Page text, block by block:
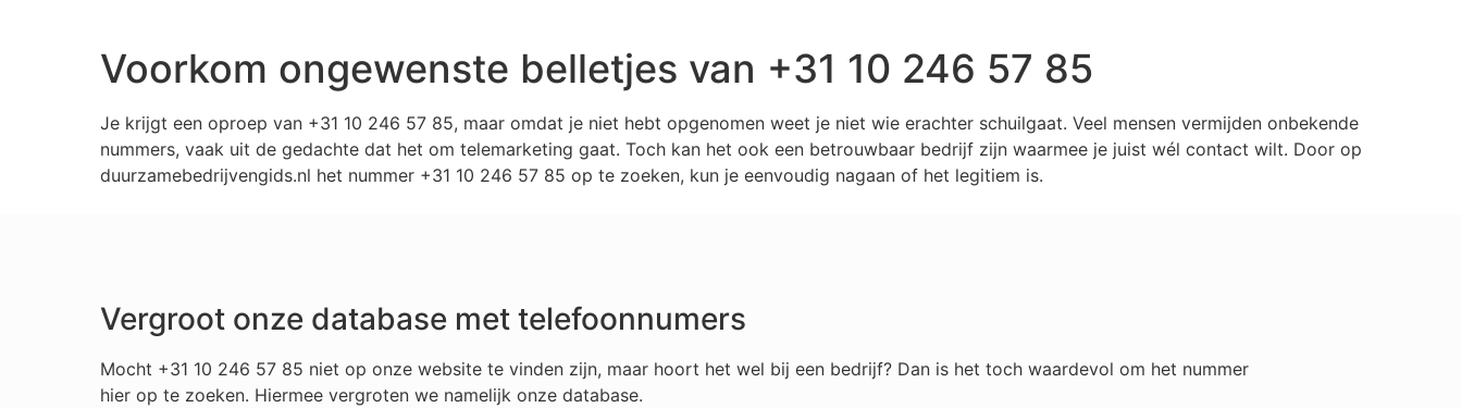
Voorkom ongewenste belletjes van +31 10 246 57 85
Je krijgt een oproep van +31 10 246 57 85, maar omdat je niet hebt opgenomen weet je niet wie erachter schuilgaat. Veel mensen vermijden onbekende
nummers, vaak uit de gedachte dat het om telemarketing gaat. Toch kan het ook een betrouwbaar bedrijf zijn waarmee je juist wél contact wilt. Door op
duurzamebedrijvengids.nl het nummer +31 10 246 57 85 op te zoeken, kun je eenvoudig nagaan of het legitiem is.
Vergroot onze database met telefoonnumers
Mocht +31 10 246 57 85 niet op onze website te vinden zijn, maar hoort het wel bij een bedrijf? Dan is het toch waardevol om het nummer
hier op te zoeken. Hiermee vergroten we namelijk onze database.